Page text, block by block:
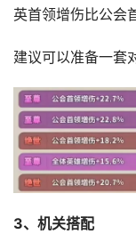
英首领增伤比公会
建议可以准备一套
3、机关搭配